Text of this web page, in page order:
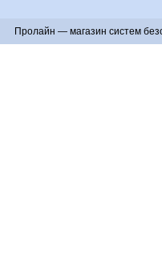
Пролайн — магазин систем